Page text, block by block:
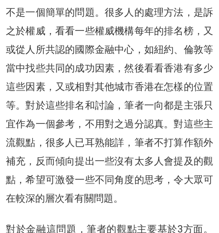
不是一個簡單的問題。很多人的處理方法，是訴
之於權威，看看一些權威機構每年的排名榜，又
或從人所共認的國際金融中心，如紐約、倫敦等
當中找些共同的成功因素，然後看看香港有多少
這些因素，又或相對其他城市香港在怎樣的位置
等。對於這些排名和討論，筆者一向都是主張只
宜作為一個參考，不用對之過分認真。對這些主
流觀點，很多人已耳熟能詳，筆者不打算作額外
補充，反而傾向提出一些沒有太多人會提及的觀
點，希望可激發一些不同角度的思考，令大眾可
在較深的層次看有關問題。
對於金融這問題，筆者的觀點主要基於3方面。